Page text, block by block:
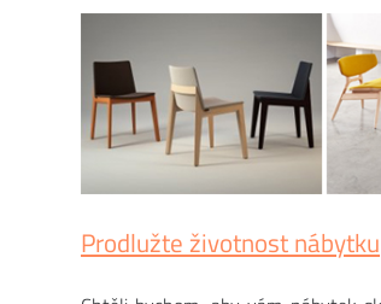
Prodlužte životnost nábytku